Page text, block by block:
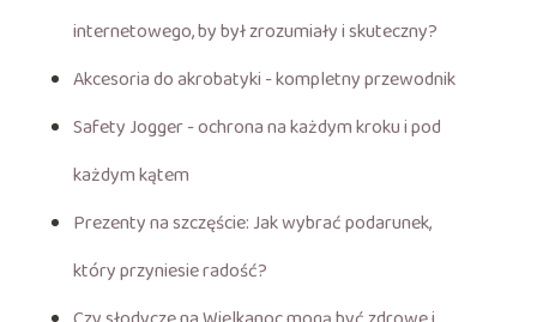
internetowego, by był zrozumiały i skuteczny?
Akcesoria do akrobatyki - kompletny przewodnik
Safety Jogger - ochrona na każdym kroku i pod
każdym kątem
Prezenty na szczęście: Jak wybrać podarunek,
który przyniesie radość?